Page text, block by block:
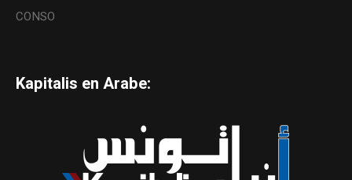
CONSO
Kapitalis en Arabe: